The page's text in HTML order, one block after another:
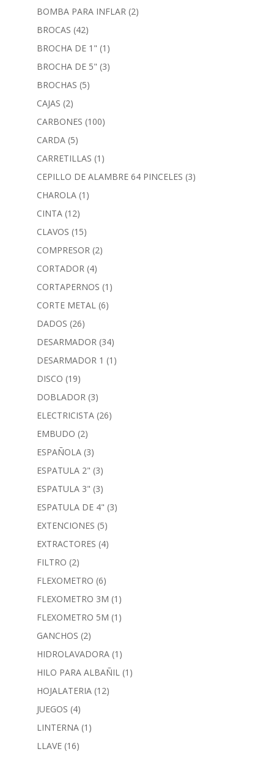
BOMBA PARA INFLAR (2)
BROCAS (42)
BROCHA DE 1" (1)
BROCHA DE 5" (3)
BROCHAS (5)
CAJAS (2)
CARBONES (100)
CARDA (5)
CARRETILLAS (1)
CEPILLO DE ALAMBRE 64 PINCELES (3)
CHAROLA (1)
CINTA (12)
CLAVOS (15)
COMPRESOR (2)
CORTADOR (4)
CORTAPERNOS (1)
CORTE METAL (6)
DADOS (26)
DESARMADOR (34)
DESARMADOR 1 (1)
DISCO (19)
DOBLADOR (3)
ELECTRICISTA (26)
EMBUDO (2)
ESPAÑOLA (3)
ESPATULA 2" (3)
ESPATULA 3" (3)
ESPATULA DE 4" (3)
EXTENCIONES (5)
EXTRACTORES (4)
FILTRO (2)
FLEXOMETRO (6)
FLEXOMETRO 3M (1)
FLEXOMETRO 5M (1)
GANCHOS (2)
HIDROLAVADORA (1)
HILO PARA ALBAÑIL (1)
HOJALATERIA (12)
JUEGOS (4)
LINTERNA (1)
LLAVE (16)